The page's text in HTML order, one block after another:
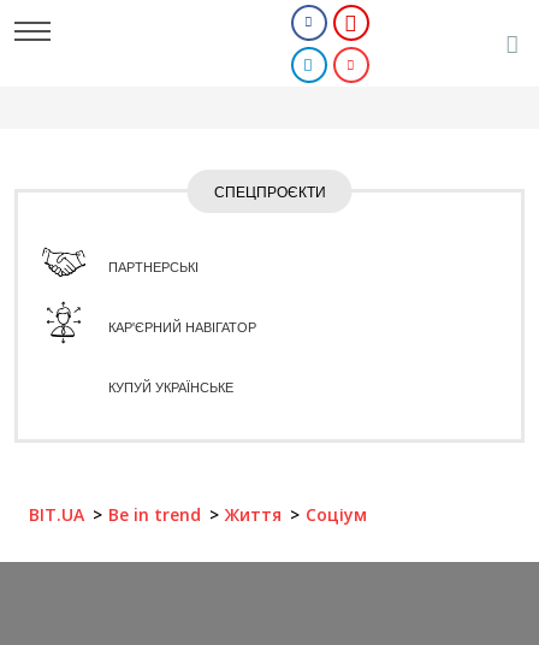
СПЕЦПРОЄКТИ
ПАРТНЕРСЬКІ
КАР'ЄРНИЙ НАВІГАТОР
КУПУЙ УКРАЇНСЬКЕ
BIT.UA Be in trend Життя Соціум